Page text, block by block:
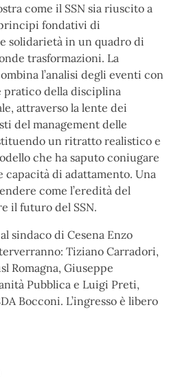
come il SSN sia riuscito a
fondativi di
solidarietà in un quadro di
trasformazioni. La
l’analisi degli eventi con
della disciplina
attraverso la lente dei
del management delle
un ritratto realistico e
che ha saputo coniugare
capacità di adattamento. Una
come l’eredità del
il futuro del SSN.
sindaco di Cesena Enzo
Tiziano Carradori,
Romagna, Giuseppe
Pubblica e Luigi Preti,
Bocconi. L’ingresso è libero